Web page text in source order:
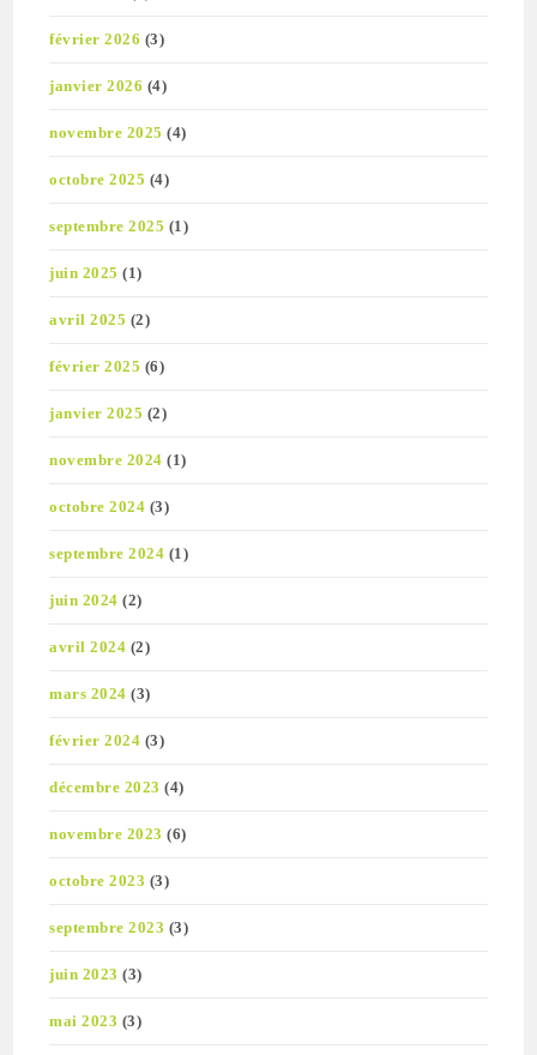
février 2026 (3)
janvier 2026 (4)
novembre 2025 (4)
octobre 2025 (4)
septembre 2025 (1)
juin 2025 (1)
avril 2025 (2)
février 2025 (6)
janvier 2025 (2)
novembre 2024 (1)
octobre 2024 (3)
septembre 2024 (1)
juin 2024 (2)
avril 2024 (2)
mars 2024 (3)
février 2024 (3)
décembre 2023 (4)
novembre 2023 (6)
octobre 2023 (3)
septembre 2023 (3)
juin 2023 (3)
mai 2023 (3)